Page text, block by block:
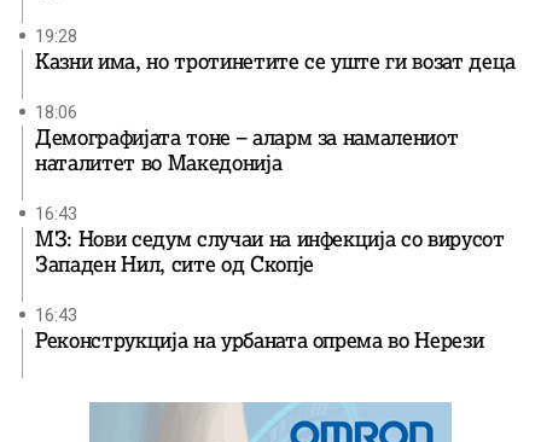
19:28
Казни има, но тротинетите се уште ги возат деца
18:06
Демографијата тоне – аларм за намалениот
наталитет во Македонија
16:43
МЗ: Нови седум случаи на инфекција со вирусот
Западен Нил, сите од Скопје
16:43
Реконструкција на урбаната опрема во Нерези